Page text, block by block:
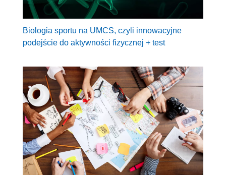
Biologia sportu na UMCS, czyli innowacyjne
podejście do aktywności fizycznej + test